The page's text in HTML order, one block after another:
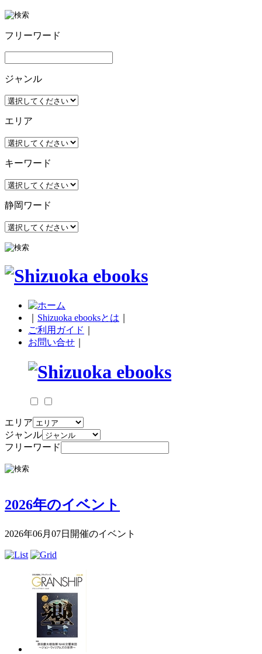
フリーワード
ジャンル
エリア
キーワード
静岡ワード
Shizuoka ebooksとは
ご利用ガイド
お問い合せ
エリア
ジャンル
フリーワード
2026年のイベント
2026年06月07日開催のイベント